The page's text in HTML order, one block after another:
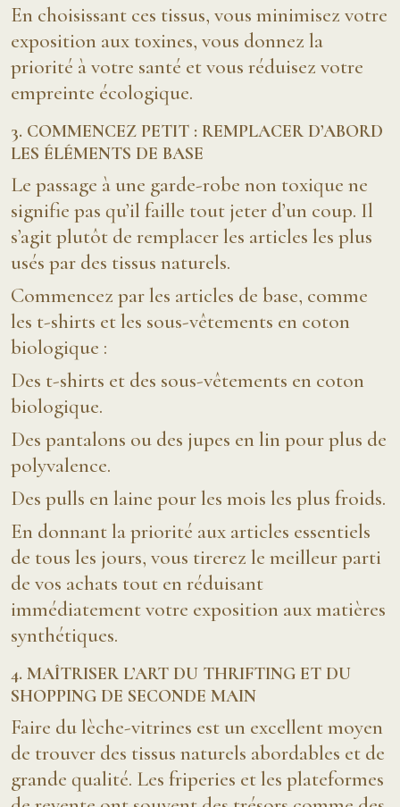
En choisissant ces tissus, vous minimisez votre
exposition aux toxines, vous donnez la
priorité à votre santé et vous réduisez votre
empreinte écologique.
3. COMMENCEZ PETIT : REMPLACER D’ABORD
LES ÉLÉMENTS DE BASE
Le passage à une garde-robe non toxique ne
signifie pas qu’il faille tout jeter d’un coup. Il
s’agit plutôt de remplacer les articles les plus
usés par des tissus naturels.
Commencez par les articles de base, comme
les t-shirts et les sous-vêtements en coton
biologique :
Des t-shirts et des sous-vêtements en coton
biologique.
Des pantalons ou des jupes en lin pour plus de
polyvalence.
Des pulls en laine pour les mois les plus froids.
En donnant la priorité aux articles essentiels
de tous les jours, vous tirerez le meilleur parti
de vos achats tout en réduisant
immédiatement votre exposition aux matières
synthétiques.
4. MAÎTRISER L’ART DU THRIFTING ET DU
SHOPPING DE SECONDE MAIN
Faire du lèche-vitrines est un excellent moyen
de trouver des tissus naturels abordables et de
grande qualité. Les friperies et les plateformes